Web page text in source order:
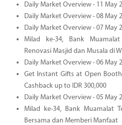
Daily Market Overview - 11 May
Daily Market Overview - 08 May
Daily Market Overview - 07 May
Milad ke-34, Bank
Renovasi Masjid dan Musala di
Daily Market Overview - 06 May
Get Instant Gifts at Open
Cashback up to IDR 300,000
Daily Market Overview - 05 May
Milad ke-34, Bank Muamalat
Bersama dan Memberi Manfaat